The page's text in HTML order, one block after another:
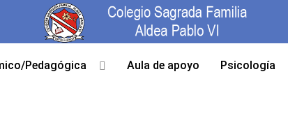
Pedagógica Aula de apoyo Psicología